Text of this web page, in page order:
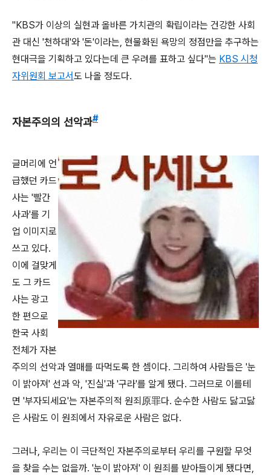
"KBS가 이상의 실현과 올바른 가치관의 확립이라는 건강한 사회
관 대신 '천하대'와 '돈'이라는, 현물화된 욕망의 정점만을 추구하는
현대극을 기획하고 있다는데 큰 우려를 표하고 싶다"는 KBS 시청
자위원회 보고서도 나올 정도다.
자본주의의 선악과#
글머리에 언
급했던 카드
사는 '빨간
사과'를 기
업 이미지로
쓰고 있다.
이에 걸맞게
도 그 카드
사는 광고
한 편으로
한국 사회
전체가 자본
주의의 선악과 열매를 따먹도록 한 셈이다. 그리하여 사람들은 '눈
이 밝아져' 선과 악, '진실'과 '구라'를 알게 됐다. 그러므로 이를테
면 '부자되세요'는 자본주의적 원죄原罪다. 순수한 사람도 닳고닳
은 사람도 이 원죄에서 자유로운 사람은 없다.
그러나, 우리는 이 극단적인 자본주의로부터 우리를 구원할 무엇
을 찾을 수는 없을까. '눈이 밝아져' 이 원죄를 받아들이게 됐다면,